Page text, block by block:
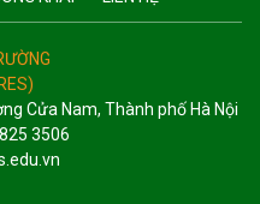
Cửa Nam, Thành phố Hà Nội
3506